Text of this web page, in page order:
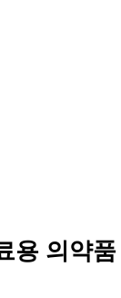
용 의약품